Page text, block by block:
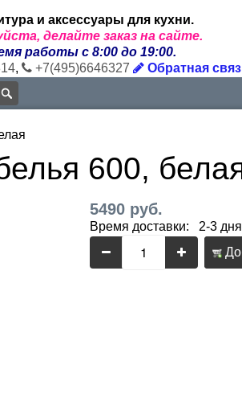
и аксессуары для кухни.
делайте заказ на сайте.
работы с 8:00 до 19:00.
, +7(495)6646327
Обратная
600,
5490 руб.
Время доставки: 2-3 дня